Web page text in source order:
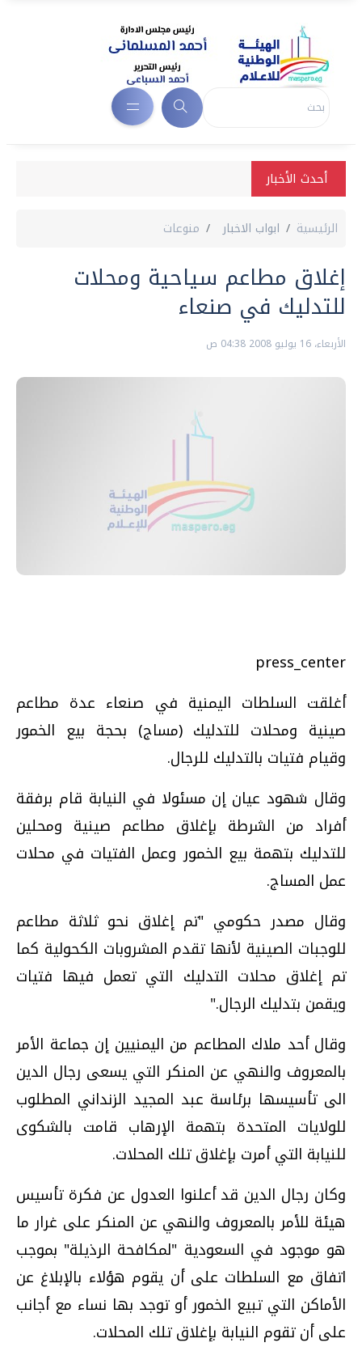
أحدث الأخبار
الرئيسية ابواب الاخبار منوعات
إغلاق مطاعم سياحية ومحلات
للتدليك في صنعاء
الأربعاء، 16 يوليو 2008 04:38 ص
press_center
أغلقت السلطات اليمنية في صنعاء عدة مطاعم
صينية ومحلات للتدليك (مساج) بحجة بيع الخمور
وقيام فتيات بالتدليك للرجال.
وقال شهود عيان إن مسئولا في النيابة قام برفقة
أفراد من الشرطة بإغلاق مطاعم صينية ومحلين
للتدليك بتهمة بيع الخمور وعمل الفتيات في محلات
عمل المساج.
وقال مصدر حكومي "تم إغلاق نحو ثلاثة مطاعم
للوجبات الصينية لأنها تقدم المشروبات الكحولية كما
تم إغلاق محلات التدليك التي تعمل فيها فتيات
ويقمن بتدليك الرجال."
وقال أحد ملاك المطاعم من اليمنيين إن جماعة الأمر
بالمعروف والنهي عن المنكر التي يسعى رجال الدين
الى تأسيسها برئاسة عبد المجيد الزنداني المطلوب
للولايات المتحدة بتهمة الإرهاب قامت بالشكوى
للنيابة التي أمرت بإغلاق تلك المحلات.
وكان رجال الدين قد أعلنوا العدول عن فكرة تأسيس
هيئة للأمر بالمعروف والنهي عن المنكر على غرار ما
هو موجود في السعودية "لمكافحة الرذيلة" بموجب
اتفاق مع السلطات على أن يقوم هؤلاء بالإبلاغ عن
الأماكن التي تبيع الخمور أو توجد بها نساء مع أجانب
على أن تقوم النيابة بإغلاق تلك المحلات.